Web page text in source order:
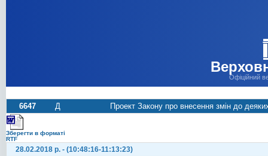
Офіційний
6647 Д Проект Закону про внесення змін до
Зберегти в форматі
RTF
28.02.2018 р. - (10:48:16-11:13:23)